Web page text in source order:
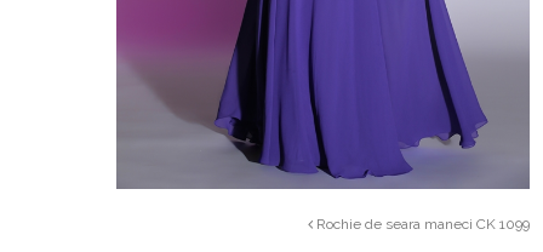
Rochie de seara maneci CK 1099